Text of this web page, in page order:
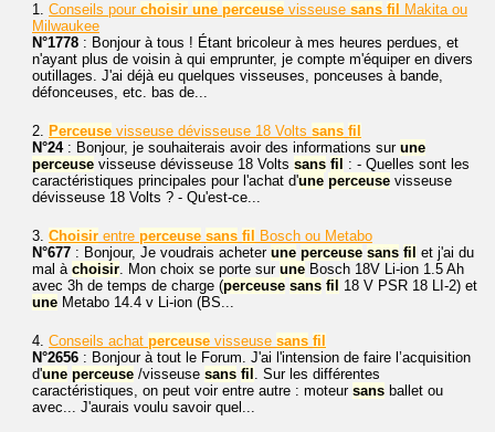
1. Conseils pour choisir une perceuse visseuse sans fil
Makita ou
Milwaukee
N°1778 : Bonjour à tous ! Étant bricoleur à mes heures perdues, et
n'ayant plus de voisin à qui emprunter, je compte m'équiper en divers
outillages. J'ai déjà eu quelques visseuses, ponceuses à bande,
défonceuses, etc. bas de...
2. Perceuse visseuse dévisseuse 18 Volts sans fil
N°24: Bonjour, je souhaiterais avoir des informations sur une
perceuse visseuse dévisseuse 18 Volts sans fil
: - Quelles sont les
caractéristiques principales pour l'achat d'une perceuse visseuse
dévisseuse 18 Volts ? - Qu'est-ce...
3. Choisir entre perceuse sans fil
Bosch ou Metabo
N°677 : Bonjour, Je voudrais acheter une perceuse sans fil et j'ai du
mal à choisir. Mon choix se porte sur une Bosch 18V Li-ion 1.5 Ah
avec 3h de temps de charge (perceuse sans fil
18 V PSR 18 LI-2) et
une Metabo 14.4 v Li-ion (BS...
4. Conseils achat perceuse visseuse sans fil
N°2656 : Bonjour à tout le Forum. J'ai l'intension de faire l’acquisition
d'une perceuse /visseuse sans fil . Sur les différentes
caractéristiques, on peut voir entre autre : moteur sans ballet ou
avec... J'aurais voulu savoir quel...